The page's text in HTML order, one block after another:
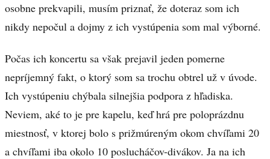
osobne prekvapili, musím priznať, že doteraz som ich
nikdy nepočul a dojmy z ich vystúpenia som mal výborné.
Počas ich koncertu sa však prejavil jeden pomerne
nepríjemný fakt, o ktorý som sa trochu obtrel už v úvode.
Ich vystúpeniu chýbala silnejšia podpora z hľadiska.
Neviem, aké to je pre kapelu, keď hrá pre poloprázdnu
miestnosť, v ktorej bolo s prižmúreným okom chvíľami 20
a chvíľami iba okolo 10 poslucháčov-divákov. Ja na ich